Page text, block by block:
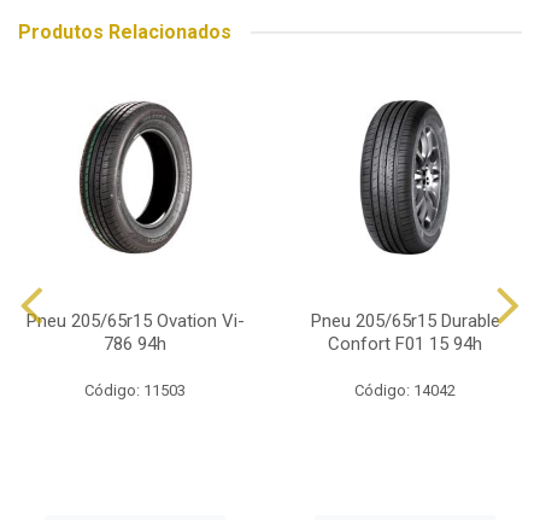
Produtos Relacionados
Pneu 205/65r15 Ovation Vi-
786 94h
Código: 11503
Pneu 205/65r15 Durable
Confort F01 15 94h
Código: 14042